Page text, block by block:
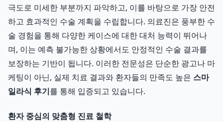
극도로 미세한 부분까지 파악하고, 이를 바탕으로 가장 안전
하고 효과적인 수술 계획을 수립합니다. 의료진은 풍부한 수
술 경험을 통해 다양한 케이스에 대한 대처 능력이 뛰어나
며, 이는 예측 불가능한 상황에서도 안정적인 수술 결과를
보장하는 기반이 됩니다. 이러한 전문성은 단순한 광고나 마
케팅이 아닌, 실제 치료 결과와 환자들의 만족도 높은 스마
일라식 후기를 통해 입증되고 있습니다.
환자 중심의 맞춤형 진료 철학